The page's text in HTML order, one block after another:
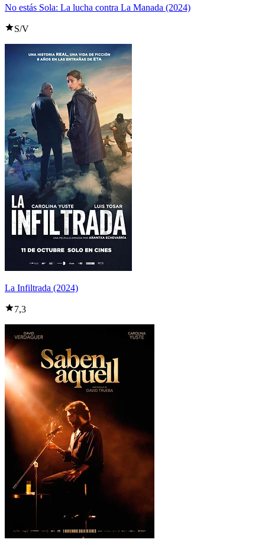
No estás Sola: La lucha contra La Manada (2024)
S/V
La Infiltrada (2024)
7,3